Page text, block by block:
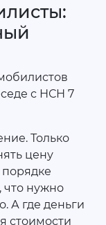
с НСН 7
Только
цену
порядке
что нужно
А где деньги
стоимости